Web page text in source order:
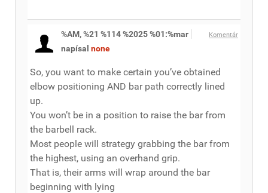
Komentár
%AM, %21 %114 %2025 %01:%mar
napísal none
So, you want to make certain you’ve obtained
elbow positioning AND bar path correctly lined
up.
You won’t be in a position to raise the bar from
the barbell rack.
Most people will strategy grabbing the bar from
the highest, using an overhand grip.
That is, their arms will wrap around the bar
beginning with lying